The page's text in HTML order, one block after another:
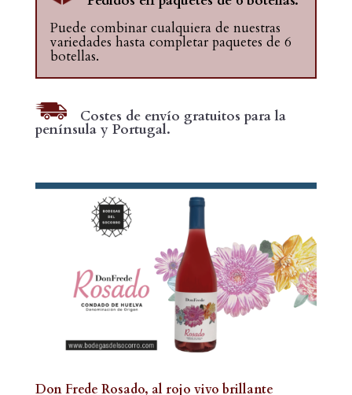
Don Frede Rosado, al rojo vivo brillante
Puede combinar cualquiera de nuestras
variedades hasta completar paquetes de 6
botellas.
Costes de envío gratuitos para la
península y Portugal.